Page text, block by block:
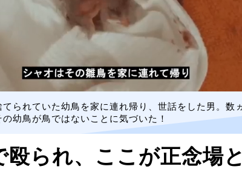
てられていた幼鳥を家に連れ帰り、世話をした男。数
の幼鳥が鳥ではないことに気づいた！
殴られ、ここが正念場